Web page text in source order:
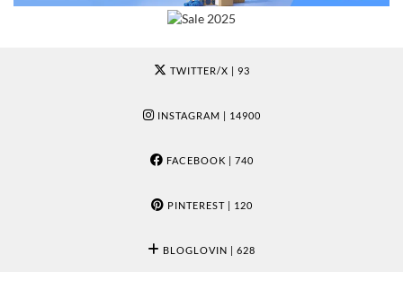
TWITTER/X | 93
INSTAGRAM | 14900
FACEBOOK | 740
PINTEREST| 120
BLOGLOVIN | 628